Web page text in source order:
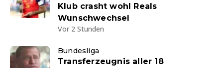
Klub crasht wohl Reals
Wunschwechsel
Vor 2 Stunden
Bundesliga
Transferzeugnis aller 18